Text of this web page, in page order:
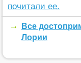
почитали ее.
Все
Лории